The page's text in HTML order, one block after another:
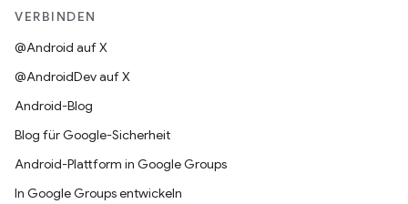
VERBINDEN
@Android auf X
@AndroidDev auf X
Android-Blog
Blog für Google-Sicherheit
Android-Plattform in Google Groups
In Google Groups entwickeln